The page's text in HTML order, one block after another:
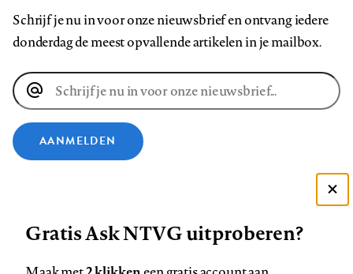
Schrijf je nu in voor onze nieuwsbrief en ontvang iedere
donderdag de meest opvallende artikelen in je mailbox.
E-
mailadres
AANMELDEN
Volg
ons
Volg
ons
Volg
ons
Volg
ons
Volg
ons
Volg
ons
Zie onze cookie policy
Gratis Ask NTVG uitproberen?